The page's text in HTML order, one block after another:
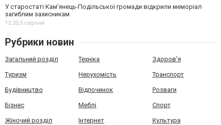
У старостаті Кам’янець-Подільської громади відкрили меморіал
загиблим захисникам
12:20,5 серпня
Рубрики новин
Загальний розділ Техніка Здоров'я
Туризм Нерухомість Транспорт
Будівництво Відпочинок Розваги
Бізнес Меблі Спорт
Жіночий розділ Інтернет Культура